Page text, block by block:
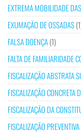
EXTREMA MOBILIDADE
EXUMAÇÃO DE OSSADAS
FALSA DOENÇA(1)
FALTA DE FAMILIARIDADE
FISCALIZAÇÃO ABSTRATA
FISCALIZAÇÃO CONCRETA
FISCALIZAÇÃO DA
FISCALIZAÇÃO